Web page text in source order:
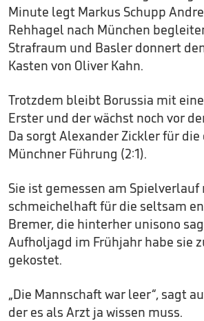
Minute legt Markus Schupp
Rehhagel nach München
Strafraum und Basler donnert
Kasten von Oliver Kahn.
Trotzdem bleibt Borussia mit
Erster und der wächst noch vor
Da sorgt Alexander Zickler für die
Münchner Führung (2:1).
Sie ist gemessen am Spielverlauf
schmeichelhaft für die seltsam
Bremer, die hinterher unisono
Aufholjagd im Frühjahr habe sie
gekostet.
„Die Mannschaft war leer“, sagt
der es als Arzt ja wissen muss.